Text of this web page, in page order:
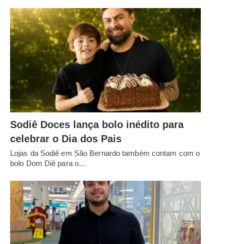
Sodiê Doces lança bolo inédito para
celebrar o Dia dos Pais
Lojas da Sodiê em São Bernardo também contam com o
bolo Dom Diê para o…